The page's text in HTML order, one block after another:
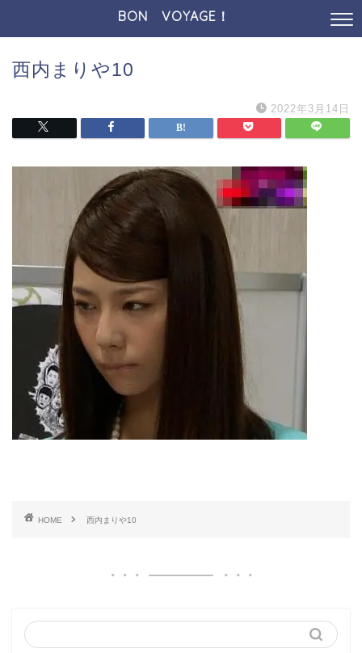
BON VOYAGE！
西内まりや10
2022年3月14日
HOME 西内まりや10